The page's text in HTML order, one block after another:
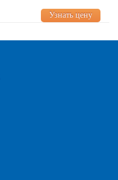
Узнать цену